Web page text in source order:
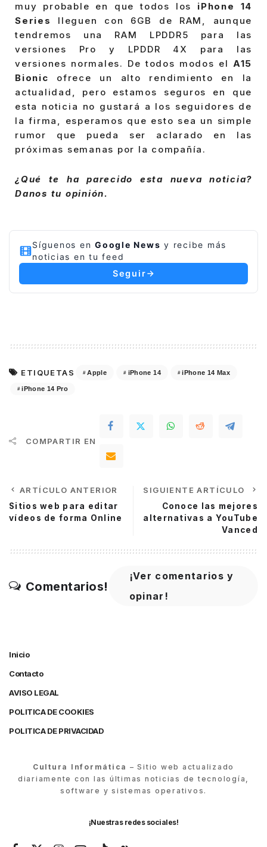
muy probable en que todos los iPhone 14
Series lleguen con 6GB de RAM, aunque
tendremos una RAM LPDDR5 para las
versiones Pro y LPDDR 4X para las
versiones normales. De todos modos el A15
Bionic ofrece un alto rendimiento en la
actualidad, pero estamos seguros en que
esta noticia no gustará a los seguidores de
la firma, esperamos que esto sea un simple
rumor que pueda ser aclarado en las
próximas semanas por la compañía.
¿Qué te ha parecido esta nueva noticia?
Danos tu opinión.
Síguenos en Google News y recibe más
noticias en tu feed
Seguir
ETIQUETAS Apple iPhone 14 iPhone 14 Max
iPhone 14 Pro
COMPARTIR EN
ARTÍCULO ANTERIOR
Sitios web para editar
vídeos de forma Online
SIGUIENTE ARTÍCULO
Conoce las mejores
alternativas a YouTube
Vanced
Comentarios!
¡Ver comentarios y
opinar!
Inicio
Contacto
AVISO LEGAL
POLITICA DE COOKIES
POLITICA DE PRIVACIDAD
Cultura Informática – Sitio web actualizado
diariamente con las últimas noticias de tecnología,
software y sistemas operativos.
¡Nuestras redes sociales!